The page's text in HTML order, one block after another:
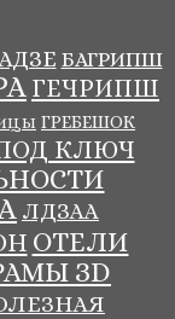
БАГРИПШ
ГЕЧРИПШ
ГРЕБЕШОК
КЛЮЧ
ЛДЗАА
ОТЕЛИ
ЗD